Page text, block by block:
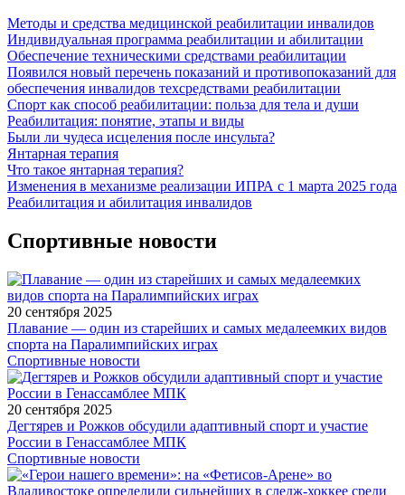
Методы и средства медицинской реабилитации инвалидов
Индивидуальная программа реабилитации и абилитации
Обеспечение техническими средствами реабилитации
Появился новый перечень показаний и противопоказаний для
обеспечения инвалидов техсредствами реабилитации
Спорт как способ реабилитации: польза для тела и души
Реабилитация: понятие, этапы и виды
Были ли чудеса исцеления после инсульта?
Янтарная терапия
Что такое янтарная терапия?
Изменения в механизме реализации ИПРА с 1 марта 2025 года
Реабилитация и абилитация инвалидов
Спортивные новости
20 сентября 2025
Плавание — один из старейших и самых медалеемких видов
спорта на Паралимпийских играх
Спортивные новости
20 сентября 2025
Дегтярев и Рожков обсудили адаптивный спорт и участие
России в Генассамблее МПК
Спортивные новости